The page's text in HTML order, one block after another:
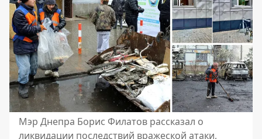
Мэр Днепра Борис Филатов рассказал о
ликвидации последствий вражеской атаки,